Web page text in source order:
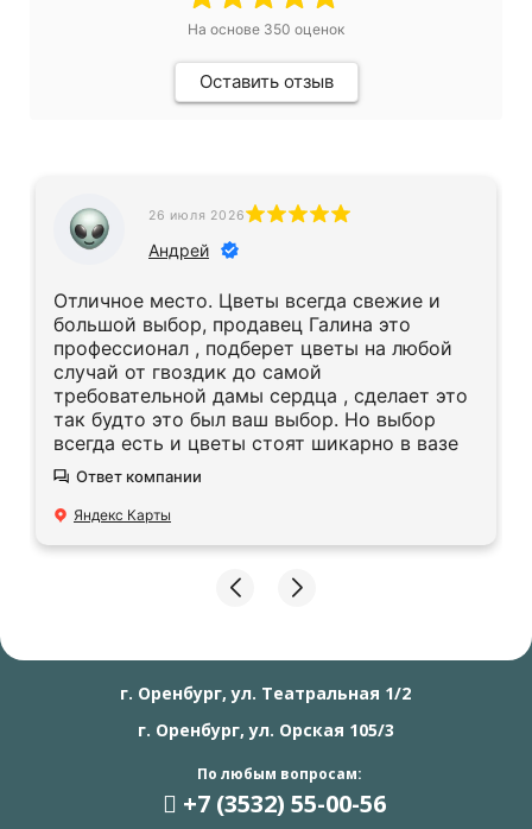
На основе 350 оценок
Оставить отзыв
26 июля 2026
Андрей
Отличное место. Цветы всегда свежие и
большой выбор, продавец Галина это
профессионал , подберет цветы на любой
случай от гвоздик до самой
требовательной дамы сердца , сделает это
так будто это был ваш выбор. Но выбор
всегда есть и цветы стоят шикарно в вазе
Ответ компании
Яндекс Карты
г. Оренбург, ул. Театральная 1/2
г. Оренбург, ул. Орская 105/3
По любым вопросам:
+7 (3532) 55-00-56